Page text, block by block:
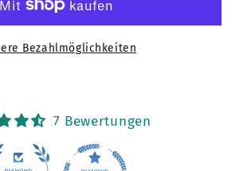
Bezahlmöglichkeiten
7 Bewertungen